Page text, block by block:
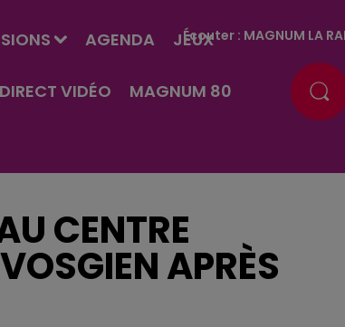
AGENDA JEUX
DIRECT VIDÉO MAGNUM 80
Écouter : MAGNUM LA
CENTRE
APRÈS